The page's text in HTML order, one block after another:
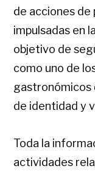
de acciones
impulsadas en
objetivo de
como uno de
gastronómicos
de identidad y
Toda la
actividades